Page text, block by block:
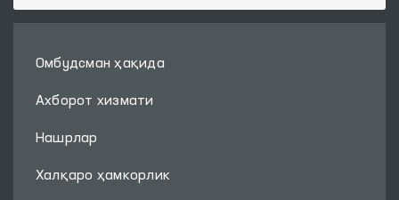
Омбудсман ҳақида
Ахборот хизмати
Нашрлар
Халқаро ҳамкорлик